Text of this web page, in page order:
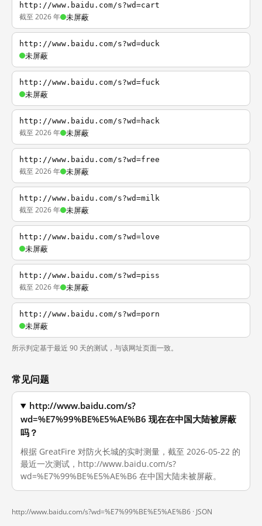
http://www.baidu.com/s?wd=cart
截至 2026 年 未屏蔽
http://www.baidu.com/s?wd=duck
未屏蔽
http://www.baidu.com/s?wd=fuck
未屏蔽
http://www.baidu.com/s?wd=hack
截至 2026 年 未屏蔽
http://www.baidu.com/s?wd=free
截至 2026 年 未屏蔽
http://www.baidu.com/s?wd=milk
截至 2026 年 未屏蔽
http://www.baidu.com/s?wd=love
未屏蔽
http://www.baidu.com/s?wd=piss
截至 2026 年 未屏蔽
http://www.baidu.com/s?wd=porn
未屏蔽
所示判定基于最近 90 天的测试，与该网址页面一致。
常见问题
http://www.baidu.com/s?
wd=%E7%99%BE%E5%AE%B6 现在在中国大陆被屏蔽
吗？
根据 GreatFire 对防火长城的实时测量，截至 2026-05-22 的
最近一次测试，http://www.baidu.com/s?
wd=%E7%99%BE%E5%AE%B6 在中国大陆未被屏蔽。
http://www.baidu.com/s?wd=%E7%99%BE%E5%AE%B6 · JSON